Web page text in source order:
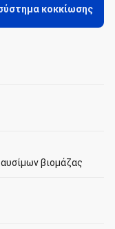
κοκκίωσης
βιομάζας